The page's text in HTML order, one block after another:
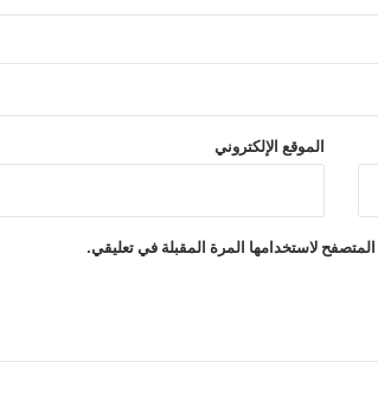
الموقع الإلكتروني
لاستخدامها المرة المقبلة في تعليقي.